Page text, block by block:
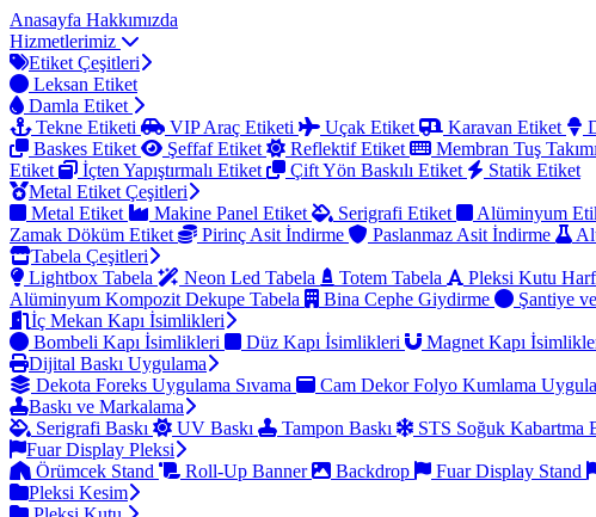
Anasayfa Hakkımızda
Hizmetlerimiz
Etiket Çeşitleri
Leksan Etiket
Damla Etiket
Tekne Etiketi
VIP Araç Etiketi Uçak Etiket Karavan Etiket
Baskes Etiket
Şeffaf Etiket Reflektif Etiket Membran Tuş Takımı
Etiket
İçten Yapıştırmalı Etiket Çift Yön Baskılı Etiket
Statik Etiket
Metal Etiket Çeşitleri
Metal Etiket
Makine Panel Etiket Serigrafi Etiket Alüminyum
Zamak Döküm Etiket
Pirinç Asit İndirme Paslanmaz Asit İndirme
Tabela Çeşitleri
Lightbox Tabela
Neon Led Tabela Totem Tabela Pleksi Kutu
Alüminyum Kompozit Dekupe Tabela
Bina Cephe Giydirme
Şantiye
İç Mekan Kapı İsimlikleri
Bombeli Kapı İsimlikleri
Düz Kapı İsimlikleri Magnet Kapı
Dijital Baskı Uygulama
Dekota Foreks Uygulama Sıvama
Cam Dekor Folyo Kumlama
Baskı ve Markalama
Serigrafi Baskı
UV Baskı Tampon Baskı STS Soğuk Kabartma
Fuar Display Pleksi
Örümcek Stand
Roll-Up Banner Backdrop Fuar Display Stand
Pleksi Kesim